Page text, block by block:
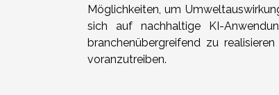
Möglichkeiten, um
sich auf nachhaltige KI-
branchenübergreifend zu
voranzutreiben.